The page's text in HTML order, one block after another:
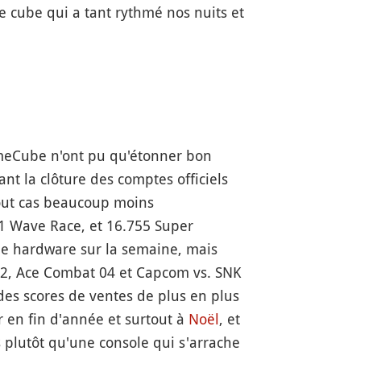
cube qui a tant rythmé nos nuits et
n'ont pu qu'étonner bon
la clôture des comptes officiels
cas beaucoup moins
Race, et 16.755 Super
hardware sur la semaine, mais
Combat 04 et Capcom vs. SNK
scores de ventes de plus en plus
en fin d'année et surtout à Noël, et
qu'une console qui s'arrache